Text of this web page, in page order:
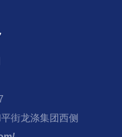
街龙涤集团西侧